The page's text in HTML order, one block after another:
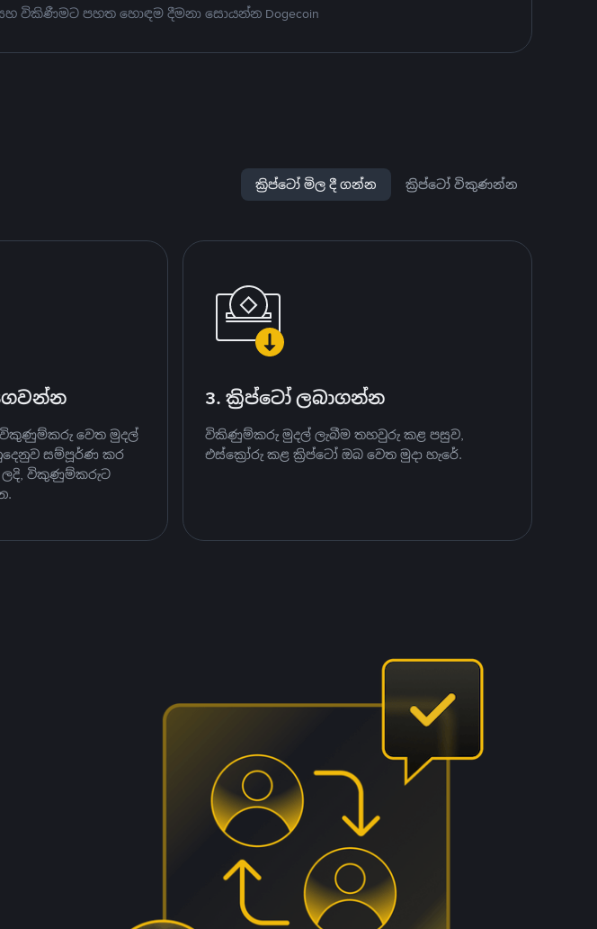
සහ විකිණීමට පහත හොඳම දීමනා සොයන්න Dogecoin
ක්‍රිප්ටෝ මිල දී ගන්න ක්‍රිප්ටෝ විකුණන්න
විකුණුම්කරු වෙත මුදල්
සම්පූර්ණ කර
ලදි, විකුණුම්කරුට
3. ක්‍රිප්ටෝ ලබාගන්න
විකිණුම්කරු මුදල් ලැබීම තහවුරු කළ පසුව,
එස්ක්‍රෝරු කළ ක්‍රිප්ටෝ ඔබ වෙත මුදා හැරේ.